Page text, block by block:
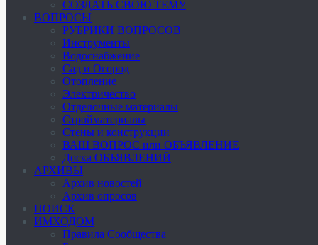
СОЗДАТЬ СВОЮ ТЕМУ
ВОПРОСЫ
РУБРИКИ ВОПРОСОВ
Инструменты
Водоснабжение
Сад и Огород
Отопление
Электричество
Отделочные материалы
Стройматериалы
Стены и конструкции
ВАШ ВОПРОС или ОБЪЯВЛЕНИЕ
Доска ОБЪЯВЛЕНИЙ
АРХИВЫ
Архив новостей
Архив опросов
ПОИСК
ИМХОДОМ
Правила Сообщества